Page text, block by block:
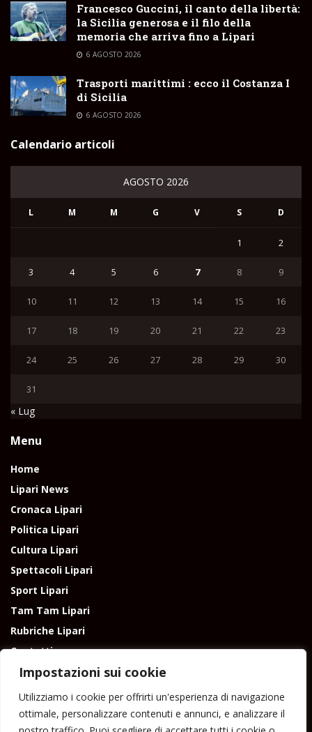
Impostazioni sui cookie
Utilizziamo i cookie per offrirti un'esperienza di navigazione
ottimale, personalizzare contenuti e annunci, e analizzare il
Francesco Guccini, il canto della libertà:
la Sicilia generosa e il filo della
memoria che arriva fino a Lipari
6 AGOSTO 2026
Trasporti marittimi : ecco il Costanza I
di Sicilia
6 AGOSTO 2026
Calendario articoli
AGOSTO 2026
L M M G V S D
1 2
3 4 5 6 7 8 9
10 11 12 13 14 15 16
17 18 19 20 21 22 23
24 25 26 27 28 29 30
31
« Lug
Menu
Home
Lipari News
Cronaca Lipari
Politica Lipari
Cultura Lipari
Spettacoli Lipari
Sport Lipari
Tam Tam Lipari
Rubriche Lipari
Contatti